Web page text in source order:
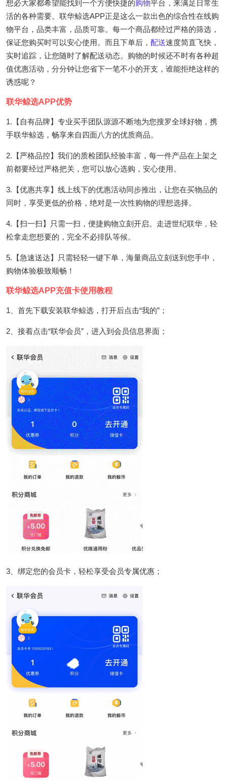
想必大家都希望能找到一个方便快捷的购物平台，来满足日常生
活的各种需要。联华鲸选APP正是这么一款出色的综合性在线购
物平台，品类丰富，品质可靠。每一个商品都经过严格的筛选，
保证您购买时可以安心使用。而且下单后， 配送速度简直飞快，
实时追踪，让您随时了解配送动态。购物的时候还不时有各种超
值优惠活动，分分钟让您省下一笔不小的开支，谁能拒绝这样的
诱惑呢？
联华鲸选APP优势
1.【自有品牌】专业买手团队源源不断地为您搜罗全球好物，携
手联华鲸选，畅享来自四面八方的优质商品。
2.【严格品控】我们的质检团队经验丰富，每一件产品在上架之
前都要经过严格把关，您可以放心选购，安心使用。
3.【优惠共享】线上线下的优惠活动同步推出，让您在买物品的
同时，享受更低的价格，绝对是一次性购物的理想选择。
4.【扫一扫】只需一扫，便捷购物立刻开启。走进世纪联华，轻
松拿走您想要的，完全不必排队等候。
5.【急速送达】只需轻轻一键下单，海量商品立刻送到您手中，
购物体验极致顺畅！
联华鲸选APP充值卡使用教程
1、首先下载安装联华鲸选，打开后点击“我的”；
2、接着点击“联华会员”，进入到会员信息界面；
3、绑定您的会员卡，轻松享受会员专属优惠；